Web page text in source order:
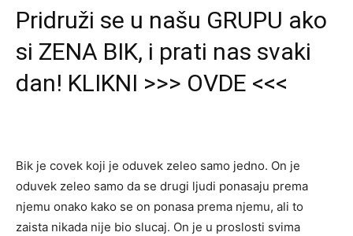
Pridruži se u našu GRUPU ako
si ZENA BIK, i prati nas svaki
dan! KLIKNI >>> OVDE <<<
Bik je covek koji je oduvek zeleo samo jedno. On je
oduvek zeleo samo da se drugi ljudi ponasaju prema
njemu onako kako se on ponasa prema njemu, ali to
zaista nikada nije bio slucaj. On je u proslosti svima